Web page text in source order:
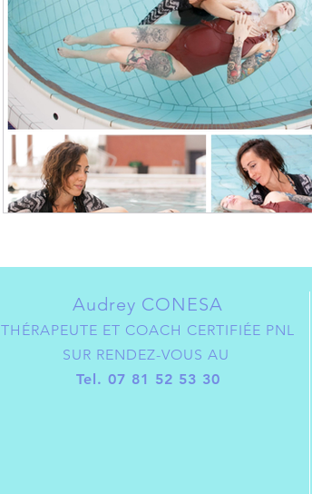
Audrey CONESA
THÉRAPEUTE ET COACH CERTIFIÉE PNL
SUR RENDEZ-VOUS AU
Tel. 07 81 52 53 30